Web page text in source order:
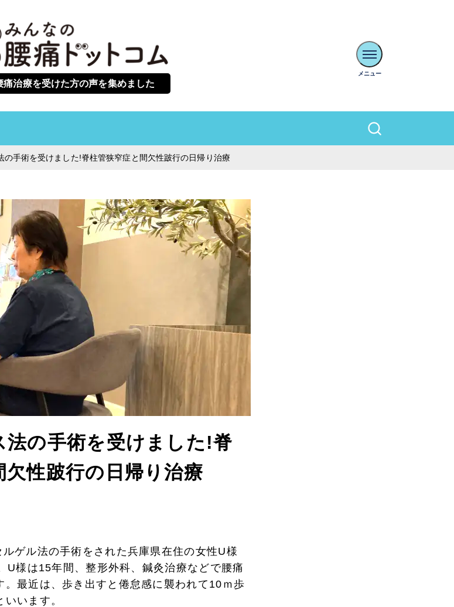
痛治療を受けた方の声を集めました
の手術を受けました!脊柱管狭窄症と間欠性跛行の日帰り治療
法の手術を受けました!脊
欠性跛行の日帰り治療
ゲル法の手術をされた兵庫県在住の女性U様
U様は15年間、整形外科、鍼灸治療などで腰痛
。最近は、歩き出すと倦怠感に襲われて10ｍ歩
います。